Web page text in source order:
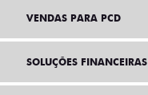
VENDAS PARA PCD
SOLUÇÕES FINANCEIRAS